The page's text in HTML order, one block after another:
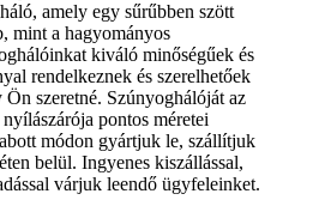
amely egy sűrűbben szött
mint a hagyományos
kiváló minőségűek és
rendelkeznek és szerelhetőek
szeretné. Szúnyoghálóját az
pontos méretei
módon gyártjuk le, szállítjuk
belül. Ingyenes kiszállással,
várjuk leendő ügyfeleinket.